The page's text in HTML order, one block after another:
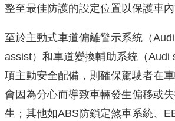
整至最佳防護的設定位置以保護車內
至於主動式車道偏離警示系統（
assist）和車道變換輔助系統（Audi
項主動安全配備，則確保駕駛者在
會因為分心而導致車輛發生偏移或
生；其他如ABS防鎖定煞車系統、